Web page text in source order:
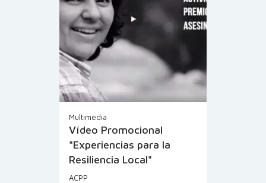
Multimedia
Vídeo Promocional
"Experiencias para la
Resiliencia Local"
ACPP